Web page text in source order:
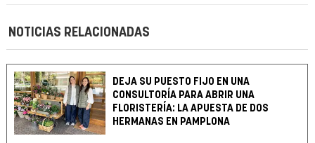
NOTICIAS RELACIONADAS
DEJA SU PUESTO FIJO EN UNA
CONSULTORÍA PARA ABRIR UNA
FLORISTERÍA: LA APUESTA DE DOS
HERMANAS EN PAMPLONA